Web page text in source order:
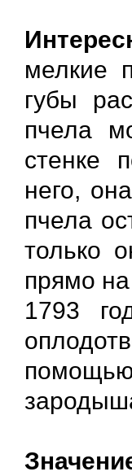
мелкие
губы
пчела
стенке
него,
пчела
только
прямо
1793